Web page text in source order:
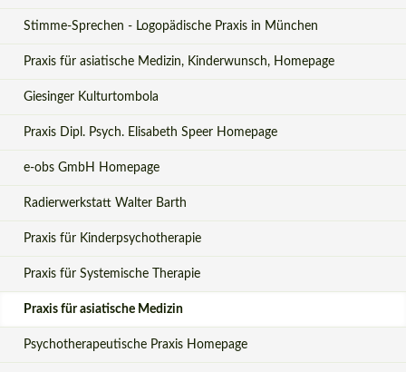
Stimme-Sprechen - Logopädische Praxis in München
Praxis für asiatische Medizin, Kinderwunsch, Homepage
Giesinger Kulturtombola
Praxis Dipl. Psych. Elisabeth Speer Homepage
e-obs GmbH Homepage
Radierwerkstatt Walter Barth
Praxis für Kinderpsychotherapie
Praxis für Systemische Therapie
Praxis für asiatische Medizin
Psychotherapeutische Praxis Homepage